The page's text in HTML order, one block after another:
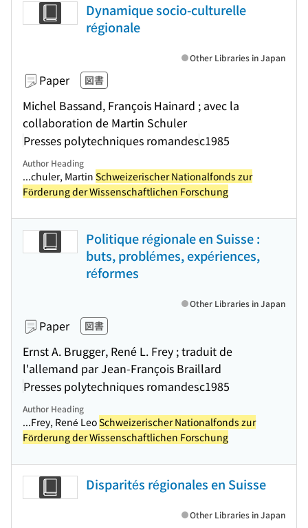
Dynamique socio-culturelle
régionale
Paper 図書
Michel Bassand, François Hainard ; avec la
collaboration de Martin Schuler
Presses polytechniques romandesc1985
Other Libraries in Japan
Author Heading
...chuler, Martin Schweizerischer Nationalfonds zur
Förderung der Wissenschaftlichen Forschung
Politique régionale en Suisse :
buts, problémes, expériences,
réformes
Paper 図書
Ernst A. Brugger, René L. Frey ; traduit de
l'allemand par Jean-François Braillard
Presses polytechniques romandesc1985
Other Libraries in Japan
Author Heading
...Frey, René LeoSchweizerischer Nationalfonds zur
Förderung der Wissenschaftlichen Forschung
Disparités régionales en Suisse
Other Libraries in Japan